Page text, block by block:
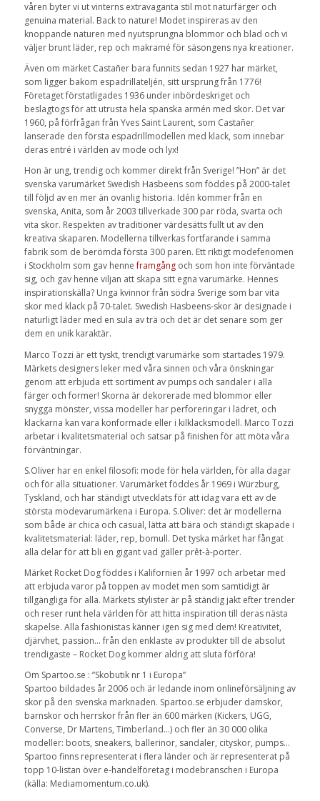
våren byter vi ut vinterns extravaganta stil mot naturfärger och
genuina material. Back to nature! Modet inspireras av den
knoppande naturen med nyutsprungna blommor och blad och vi
väljer brunt läder, rep och makramé för säsongens nya kreationer.
Även om märket Castañer bara funnits sedan 1927 har märket,
som ligger bakom espadrillateljén, sitt ursprung från 1776!
Företaget förstatligades 1936 under inbördeskriget och
beslagtogs för att utrusta hela spanska armén med skor. Det var
1960, på förfrågan från Yves Saint Laurent, som Castañer
lanserade den första espadrillmodellen med klack, som innebar
deras entré i världen av mode och lyx!
Hon är ung, trendig och kommer direkt från Sverige! ”Hon” är det
svenska varumärket Swedish Hasbeens som föddes på 2000-talet
till följd av en mer än ovanlig historia. Idén kommer från en
svenska, Anita, som år 2003 tillverkade 300 par röda, svarta och
vita skor. Respekten av traditioner värdesätts fullt ut av den
kreativa skaparen. Modellerna tillverkas fortfarande i samma
fabrik som de berömda första 300 paren. Ett riktigt modefenomen
i Stockholm som gav henneframgångoch som hon inte förväntade
sig, och gav henne viljan att skapa sitt egna varumärke. Hennes
inspirationskälla? Unga kvinnor från södra Sverige som bar vita
skor med klack på 70-talet. Swedish Hasbeens-skor är designade i
naturligt läder med en sula av trä och det är det senare som ger
dem en unik karaktär.
Marco Tozzi är ett tyskt, trendigt varumärke som startades 1979.
Märkets designers leker med våra sinnen och våra önskningar
genom att erbjuda ett sortiment av pumps och sandaler i alla
färger och former! Skorna är dekorerade med blommor eller
snygga mönster, vissa modeller har perforeringar i lädret, och
klackarna kan vara konformade eller i kilklacksmodell. Marco Tozzi
arbetar i kvalitetsmaterial och satsar på finishen för att möta våra
förväntningar.
S.Oliver har en enkel filosofi: mode för hela världen, för alla dagar
och för alla situationer. Varumärket föddes år 1969 i Würzburg,
Tyskland, och har ständigt utvecklats för att idag vara ett av de
största modevarumärkena i Europa. S.Oliver: det är modellerna
som både är chica och casual, lätta att bära och ständigt skapade i
kvalitetsmaterial: läder, rep, bomull. Det tyska märket har fångat
alla delar för att bli en gigant vad gäller prêt-à-porter.
Märket Rocket Dog föddes i Kalifornien år 1997 och arbetar med
att erbjuda varor på toppen av modet men som samtidigt är
tillgängliga för alla. Märkets stylister är på ständig jakt efter trender
och reser runt hela världen för att hitta inspiration till deras nästa
skapelse. Alla fashionistas känner igen sig med dem! Kreativitet,
djärvhet, passion… från den enklaste av produkter till de absolut
trendigaste – Rocket Dog kommer aldrig att sluta förföra!
Om Spartoo.se : ”Skobutik nr 1 i Europa”
Spartoo bildades år 2006 och är ledande inom onlineförsäljning av
skor på den svenska marknaden. Spartoo.se erbjuder damskor,
barnskor och herrskor från fler än 600 märken (Kickers, UGG,
Converse, Dr Martens, Timberland…) och fler än 30 000 olika
modeller: boots, sneakers, ballerinor, sandaler, cityskor, pumps…
Spartoo finns representerat i flera länder och är representerat på
topp 10-listan över e-handelföretag i modebranschen i Europa
(källa: Mediamomentum.co.uk).